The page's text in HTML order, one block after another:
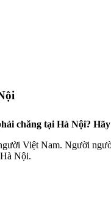
chăng tại Hà Nội?
Việt Nam. Người
Nội.